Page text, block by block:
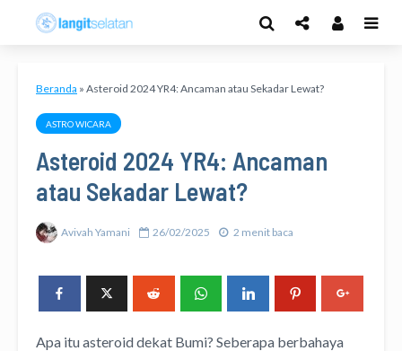
Beranda » Asteroid 2024 YR4: Ancaman atau Sekadar Lewat?
ASTRO WICARA
Asteroid 2024 YR4: Ancaman
atau Sekadar Lewat?
Avivah Yamani 26/02/2025 2 menit baca
Apa itu asteroid dekat Bumi? Seberapa berbahaya